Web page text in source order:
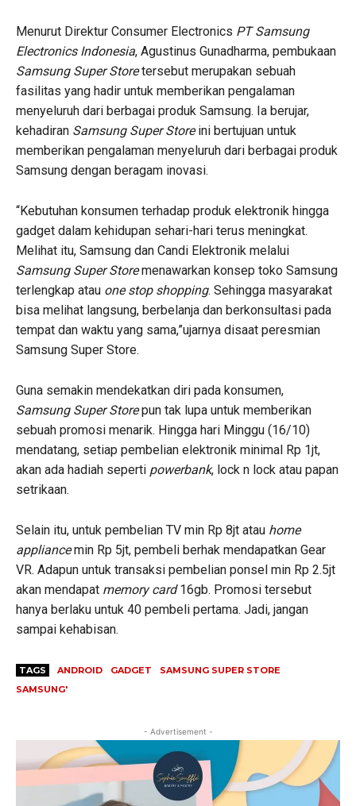
Menurut Direktur Consumer Electronics PT Samsung
Electronics Indonesia, Agustinus Gunadharma, pembukaan
Samsung Super Storetersebut merupakan sebuah
fasilitas yang hadir untuk memberikan pengalaman
menyeluruh dari berbagai produk Samsung. Ia berujar,
kehadiran Samsung Super Storeini bertujuan untuk
memberikan pengalaman menyeluruh dari berbagai produk
Samsung dengan beragam inovasi.
“Kebutuhan konsumen terhadap produk elektronik hingga
gadget dalam kehidupan sehari-hari terus meningkat.
Melihat itu, Samsung dan Candi Elektronik melalui
Samsung Super Storemenawarkan konsep toko Samsung
terlengkap atau one stop shopping. Sehingga masyarakat
bisa melihat langsung, berbelanja dan berkonsultasi pada
tempat dan waktu yang sama,”ujarnya disaat peresmian
Samsung Super Store.
Guna semakin mendekatkan diri pada konsumen,
Samsung Super Storepun tak lupa untuk memberikan
sebuah promosi menarik. Hingga hari Minggu (16/10)
mendatang, setiap pembelian elektronik minimal Rp 1jt,
akan ada hadiah seperti powerbank, lock n lock atau papan
setrikaan.
Selain itu, untuk pembelian TV min Rp 8jt atau home
appliancemin Rp 5jt, pembeli berhak mendapatkan Gear
VR. Adapun untuk transaksi pembelian ponsel min Rp 2.5jt
akan mendapat memory card16gb. Promosi tersebut
hanya berlaku untuk 40 pembeli pertama. Jadi, jangan
sampai kehabisan.
TAGS ANDROID GADGET
SAMSUNG SUPER STORE
SAMSUNG'
- Advertisement -